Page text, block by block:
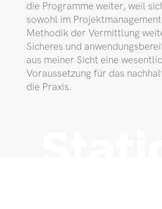
die Programme weiter, weil
sowohl im
Methodik der Vermittlung
Sicheres und
aus meiner Sicht eine
Voraussetzung für das
die Praxis.